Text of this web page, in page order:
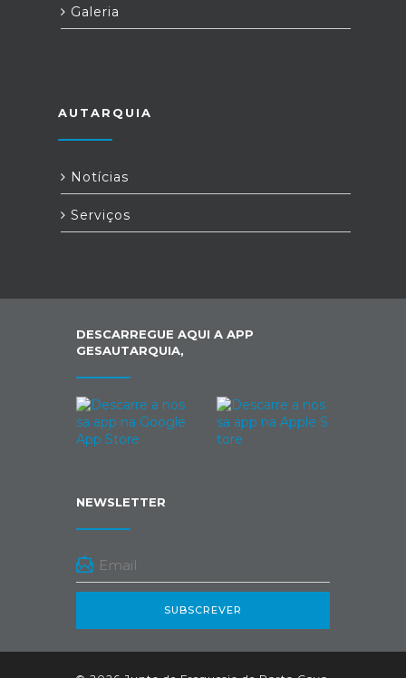
Galeria
AUTARQUIA
Notícias
Serviços
DESCARREGUE AQUI A APP
GESAUTARQUIA,
NEWSLETTER
SUBSCREVER